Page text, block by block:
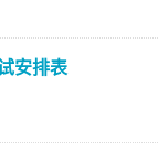
安排表